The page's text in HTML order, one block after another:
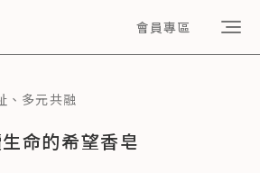
會員專區
、 多元共融
命的希望香皂